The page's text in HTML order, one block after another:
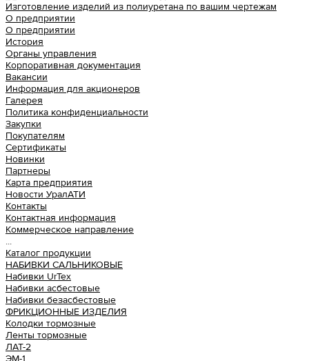
Изготовление изделий из полиуретана по вашим чертежам
О предприятии
О предприятии
История
Органы управления
Корпоративная документация
Вакансии
Информация для акционеров
Галерея
Политика конфиденциальности
Закупки
Покупателям
Сертификаты
Новинки
Партнеры
Карта предприятия
Новости УралАТИ
Контакты
Контактная информация
Коммерческое направление
...
Каталог продукции
НАБИВКИ САЛЬНИКОВЫЕ
Набивки UrTex
Набивки асбестовые
Набивки безасбестовые
ФРИКЦИОННЫЕ ИЗДЕЛИЯ
Колодки тормозные
Ленты тормозные
ЛАТ-2
ЭМ-1